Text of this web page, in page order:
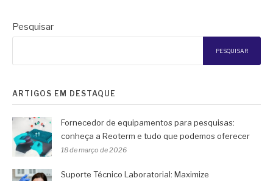
Pesquisar
PESQUISAR
ARTIGOS EM DESTAQUE
Fornecedor de equipamentos para pesquisas:
conheça a Reoterm e tudo que podemos oferecer
18 de março de 2026
Suporte Técnico Laboratorial: Maximize